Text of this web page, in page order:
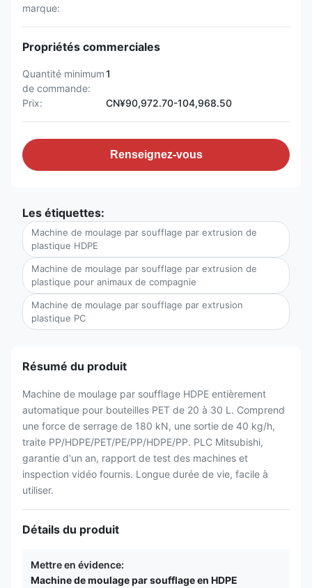
marque:
Propriétés commerciales
Quantité minimum
de commande:
1
Prix: CN¥90,972.70-104,968.50
Renseignez-vous
Les étiquettes:
Machine de moulage par soufflage par extrusion de
plastique HDPE
Machine de moulage par soufflage par extrusion de
plastique pour animaux de compagnie
Machine de moulage par soufflage par extrusion
plastique PC
Résumé du produit
Machine de moulage par soufflage HDPE entièrement
automatique pour bouteilles PET de 20 à 30 L. Comprend
une force de serrage de 180 kN, une sortie de 40 kg/h,
traite PP/HDPE/PET/PE/PP/HDPE/PP. PLC Mitsubishi,
garantie d'un an, rapport de test des machines et
inspection vidéo fournis. Longue durée de vie, facile à
utiliser.
Détails du produit
Mettre en évidence:
Machine de moulage par soufflage en HDPE